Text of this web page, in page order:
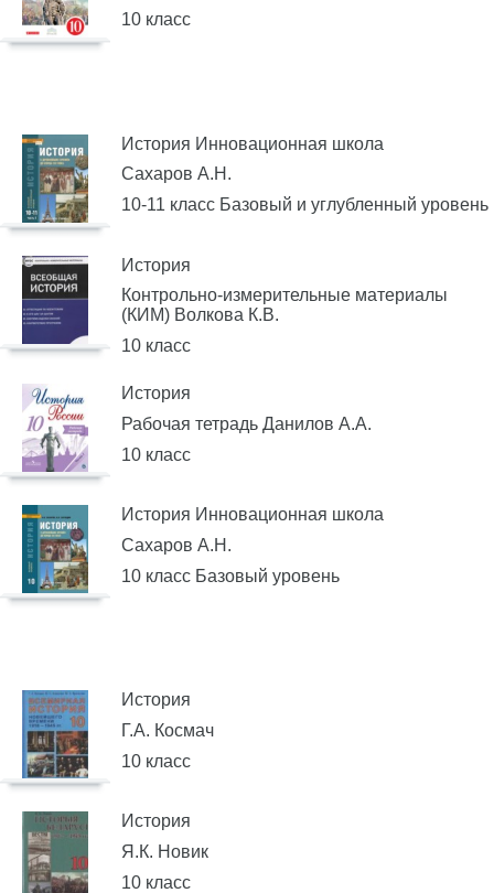
10 класс
История Инновационная школа
Сахаров А.Н.
10-11 класс Базовый и углубленный уровень
История
Контрольно-измерительные материалы
(КИМ) Волкова К.В.
10 класс
История
Рабочая тетрадь Данилов А.А.
10 класс
История Инновационная школа
Сахаров А.Н.
10 класс Базовый уровень
История
Г.А. Космач
10 класс
История
Я.К. Новик
10 класс